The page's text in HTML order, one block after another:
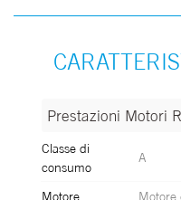
Prestazioni Motori
Classe di
consumo
A
Motore